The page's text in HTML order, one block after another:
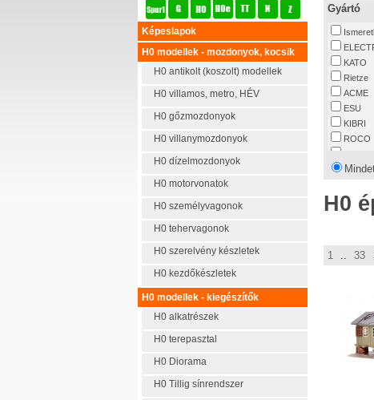
Képeslapok
H0 modellek - mozdonyok, kocsik
H0 antikolt (koszolt) modellek
H0 villamos, metro, HÉV
H0 gőzmozdonyok
H0 villanymozdonyok
H0 dízelmozdonyok
H0 motorvonatok
H0 személyvagonok
H0 tehervagonok
H0 szerelvény készletek
H0 kezdőkészletek
H0 modellek - kiegészítők
H0 alkatrészek
H0 terepasztal
H0 Diorama
H0 Tillig sínrendszer
Gyártó
KATO
Rietze
ACME
ESU
KIBRI
ROCO
LGB
AWM
H0
1 .. 33